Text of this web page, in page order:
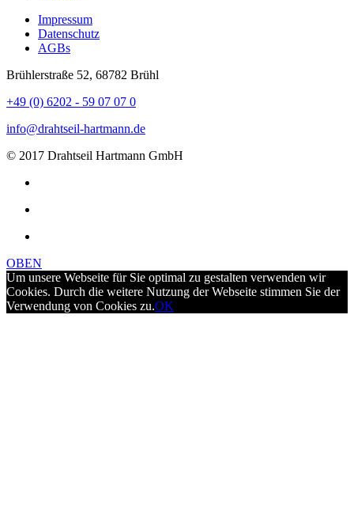
Impressum
Datenschutz
AGBs
Brühlerstraße 52, 68782 Brühl
+49 (0) 6202 - 59 07 07 0
info@drahtseil-hartmann.de
© 2017 Drahtseil Hartmann GmbH
OBEN
Um unsere Webseite für Sie optimal zu gestalten verwenden wir
Cookies. Durch die weitere Nutzung der Webseite stimmen Sie der
Verwendung von Cookies zu.OK